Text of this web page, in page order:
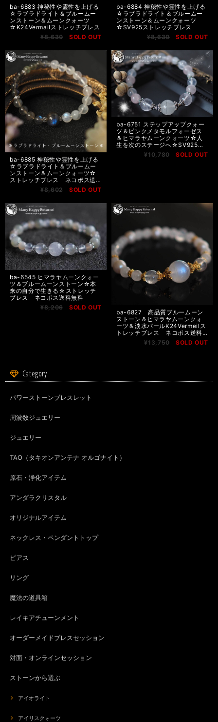
ba-6883 神秘性や霊性を上げる
☆ラブラドライト＆ブルームー
ンストーン＆ムーンクォーツ
☆K24Vermailストレッチブレス
¥8,630
SOLD OUT
ba-6884 神秘性や霊性を上げる
☆ラブラドライト＆ブルームー
ンストーン＆ムーンクォーツ
☆SV925ストレッチブレス
¥8,630
SOLD OUT
ba-6885 神秘性や霊性を上げる
☆ラブラドライト＆ブルームー
ンストーン＆ムーンクォーツ☆
ストレッチブレス ネコポス送
¥8,602 SOLD OUT
ba-6751 ステップアップクォー
ツ＆ピンクメタモルフォーゼス
＆ヒマラヤムーンクォーツ☆人
生を次のステージへ☆SV925ス
トレッチブレス ネコポス送料
¥10,780 SOLD OUT
ba-6545 ヒマラヤムーンクォー
ツ＆ブルームーンストーン☆本
来の自分で生きる☆ストレッチ
ブレス ネコポス送料無料
¥8,206
SOLD OUT
ba-6827 高品質ブルームーン
ストーン＆ヒマラヤムーンクォ
ーツ＆淡水パールK24Vermeilス
トレッチブレス ネコポス送料
¥13,750 SOLD OUT
Category
パワーストーンブレスレット
周波数ジュエリー
ジュエリー
TAO（タキオンアンテナ オルゴナイト）
原石・浄化アイテム
アンダラクリスタル
オリジナルアイテム
ネックレス・ペンダントトップ
ピアス
リング
魔法の道具箱
レイキアチューンメント
オーダーメイドブレスセッション
対面・オンラインセッション
ストーンから選ぶ
アイオライト
アイリスクォーツ